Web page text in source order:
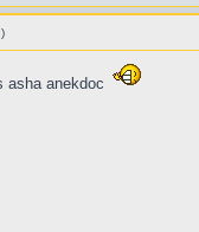
:)
asha anekdoc